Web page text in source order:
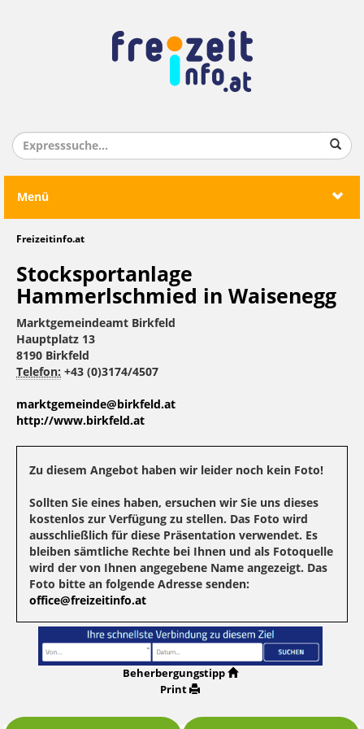
Menü
Freizeitinfo.at
Stocksportanlage
Hammerlschmied in Waisenegg
Marktgemeindeamt Birkfeld
Hauptplatz 13
8190 Birkfeld
Telefon: +43 (0)3174/4507
marktgemeinde@birkfeld.at
http://www.birkfeld.at
Zu diesem Angebot haben wir leider noch kein Foto!
Sollten Sie eines haben, ersuchen wir Sie uns dieses
kostenlos zur Verfügung zu stellen. Das Foto wird
ausschließlich für diese Präsentation verwendet. Es
bleiben sämtliche Rechte bei Ihnen und als Fotoquelle
wird der von Ihnen angegebene Name angezeigt. Das
Foto bitte an folgende Adresse senden:
office@freizeitinfo.at
Beherbergungstipp
Print